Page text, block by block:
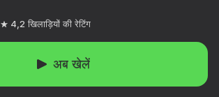
4,2 खिलाड़ियों की रेटिंग
अब खेलें